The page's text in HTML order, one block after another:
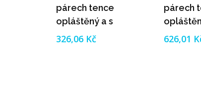
párech tence
opláštěný a s
pleteným
326,06 Kč
párech
626,01